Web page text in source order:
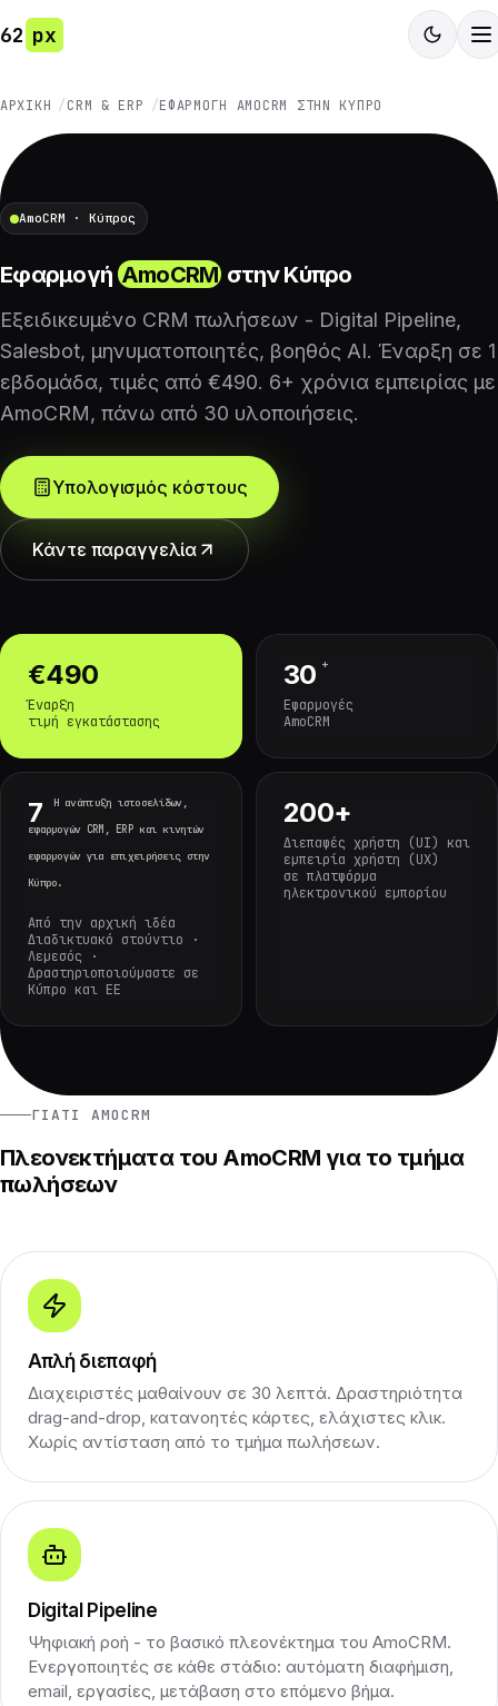
62 px
ΑΡΧΙΚΉ CRM & ERP ΕΦΑΡΜΟΓΉ AMOCRM ΣΤΗΝ ΚΎΠΡΟ
AmoCRM · Κύπρος
Εφαρμογή AmoCRM στην Κύπρο
Εξειδικευμένο CRM πωλήσεων - Digital Pipeline,
Salesbot, μηνυματοποιητές, βοηθός AI. Έναρξη σε 1
εβδομάδα, τιμές από €490. 6+ χρόνια εμπειρίας με
AmoCRM, πάνω από 30 υλοποιήσεις.
Υπολογισμός κόστους
Κάντε παραγγελία
€490
Έναρξη
τιμή εγκατάστασης
30 +
Εφαρμογές
AmoCRM
7
Η ανάπτυξη ιστοσελίδων,
εφαρμογών CRM, ERP και κινητών
εφαρμογών για επιχειρήσεις στην
Κύπρο.
Από την αρχική ιδέα
Διαδικτυακό στούντιο ·
Λεμεσός ·
Δραστηριοποιούμαστε σε
Κύπρο και ΕΕ
200+
Διεπαφές χρήστη (UI) και
εμπειρία χρήστη (UX)
σε πλατφόρμα
ηλεκτρονικού εμπορίου
ΓΙΑΤΊ AMOCRM
Πλεονεκτήματα του AmoCRM για το τμήμα
πωλήσεων
Απλή διεπαφή
Διαχειριστές μαθαίνουν σε 30 λεπτά. Δραστηριότητα
drag-and-drop, κατανοητές κάρτες, ελάχιστες κλικ.
Χωρίς αντίσταση από το τμήμα πωλήσεων.
Digital Pipeline
Ψηφιακή ροή - το βασικό πλεονέκτημα του AmoCRM.
Ενεργοποιητές σε κάθε στάδιο: αυτόματη διαφήμιση,
email, εργασίες, μετάβαση στο επόμενο βήμα.